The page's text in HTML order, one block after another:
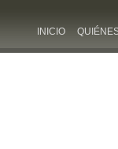
INICIO